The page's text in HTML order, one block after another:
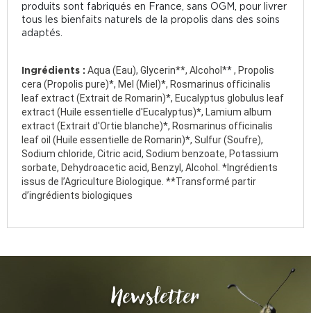
produits sont fabriqués en France, sans OGM, pour livrer
tous les bienfaits naturels de la propolis dans des soins
adaptés.
Ingrédients : Aqua (Eau), Glycerin**, Alcohol** , Propolis
cera (Propolis pure)*, Mel (Miel)*, Rosmarinus officinalis
leaf extract (Extrait de Romarin)*, Eucalyptus globulus leaf
extract (Huile essentielle d'Eucalyptus)*, Lamium album
extract (Extrait d'Ortie blanche)*, Rosmarinus officinalis
leaf oil (Huile essentielle de Romarin)*, Sulfur (Soufre),
Sodium chloride, Citric acid, Sodium benzoate, Potassium
sorbate, Dehydroacetic acid, Benzyl, Alcohol. *Ingrédients
issus de l’Agriculture Biologique. **Transformé partir
d’ingrédients biologiques
Newsletter